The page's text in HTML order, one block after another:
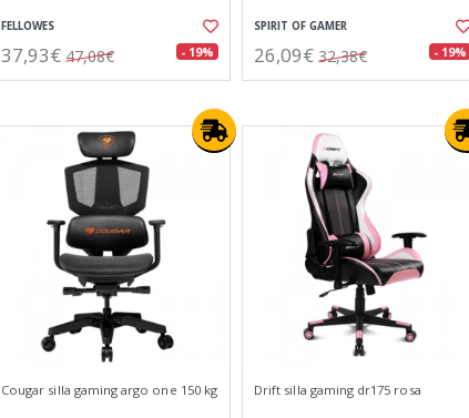
FELLOWES
37,93€ 47,08€ - 19%
SPIRIT OF GAMER
26,09€ 32,38€ - 19%
Cougar silla gaming argo one 150 kg Drift silla gaming dr175 rosa